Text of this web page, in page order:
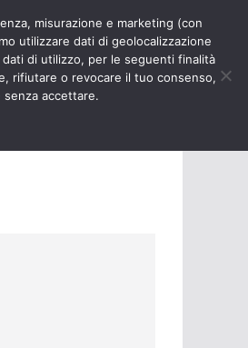
misurazione e marketing (con
utilizzare dati di geolocalizzazione
di utilizzo, per le seguenti finalità
rifiutare o revocare il tuo consenso,
senza accettare.